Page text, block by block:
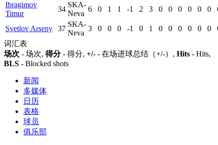
Ibragimov
Timur
34
SKA-
Neva
6 0 1 1 -1 2 3 0 0 0 0 0 0
Svetlov Arseny 37
SKA-
Neva
3 0 0 0 -1 0 1 0 0 0 0 0 0
词汇表
场次 - 场次, 得分- 得分, +/- - 在场进球总结（+/-）, Hits - Hits,
BLS - Blocked shots
新闻
多媒体
日历
表格
球员
俱乐部